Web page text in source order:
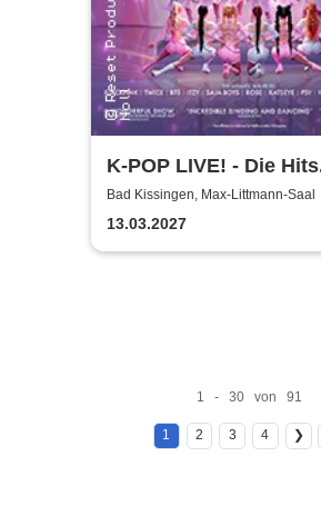
K-POP LIVE! - Die
Moves. Die Show.
Bad Kissingen, Max-Littmann-Saal
13.03.2027
1 - 30 von 91
1 2 3 4 ❯